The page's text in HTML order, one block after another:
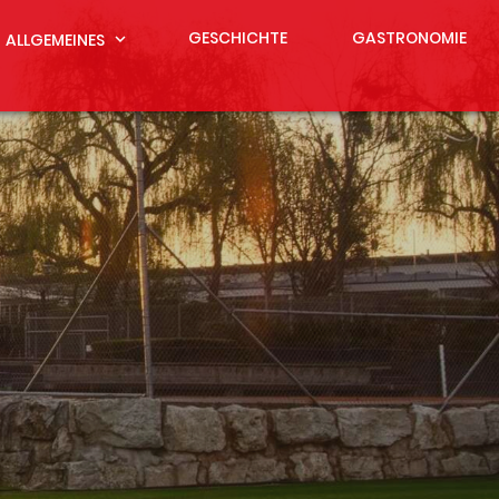
ALLGEMEINES expand_more GESCHICHTE GASTRONOMIE